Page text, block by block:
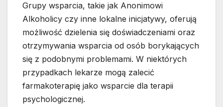
Grupy wsparcia, takie jak Anonimowi
Alkoholicy czy inne lokalne inicjatywy, oferują
możliwość dzielenia się doświadczeniami oraz
otrzymywania wsparcia od osób borykających
się z podobnymi problemami. W niektórych
przypadkach lekarze mogą zalecić
farmakoterapię jako wsparcie dla terapii
psychologicznej.